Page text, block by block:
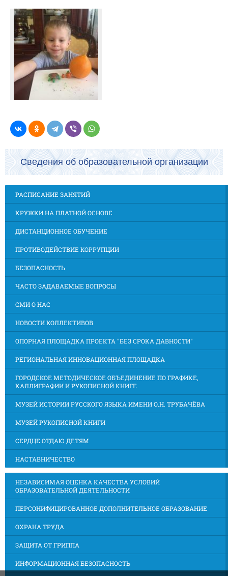
Сведения об образовательной организации
РАСПИСАНИЕ ЗАНЯТИЙ
КРУЖКИ НА ПЛАТНОЙ ОСНОВЕ
ДИСТАНЦИОННОЕ ОБУЧЕНИЕ
ПРОТИВОДЕЙСТВИЕ КОРРУПЦИИ
БЕЗОПАСНОСТЬ
ЧАСТО ЗАДАВАЕМЫЕ ВОПРОСЫ
СМИ О НАС
НОВОСТИ КОЛЛЕКТИВОВ
ОПОРНАЯ ПЛОЩАДКА ПРОЕКТА "БЕЗ СРОКА ДАВНОСТИ"
РЕГИОНАЛЬНАЯ ИННОВАЦИОННАЯ ПЛОЩАДКА
ГОРОДСКОЕ МЕТОДИЧЕСКОЕ ОБЪЕДИНЕНИЕ ПО ГРАФИКЕ,
КАЛЛИГРАФИИ И РУКОПИСНОЙ КНИГЕ
МУЗЕЙ ИСТОРИИ РУССКОГО ЯЗЫКА ИМЕНИ О.Н. ТРУБАЧЁВА
МУЗЕЙ РУКОПИСНОЙ КНИГИ
СЕРДЦЕ ОТДАЮ ДЕТЯМ
НАСТАВНИЧЕСТВО
НЕЗАВИСИМАЯ ОЦЕНКА КАЧЕСТВА УСЛОВИЙ
ОБРАЗОВАТЕЛЬНОЙ ДЕЯТЕЛЬНОСТИ
ПЕРСОНИФИЦИРОВАННОЕ ДОПОЛНИТЕЛЬНОЕ ОБРАЗОВАНИЕ
ОХРАНА ТРУДА
ЗАЩИТА ОТ ГРИППА
ИНФОРМАЦИОННАЯ БЕЗОПАСНОСТЬ